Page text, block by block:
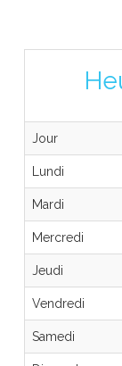
Jour
Lundi
Mardi
Mercredi
Jeudi
Vendredi
Samedi